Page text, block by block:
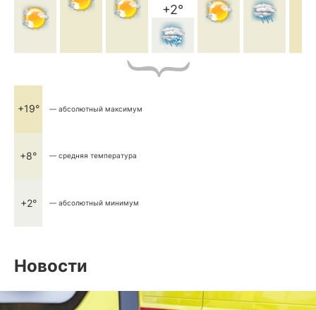
+2°
+19° — абсолютный максимум
+8° — средняя температура
+2° — абсолютный минимум
Новости